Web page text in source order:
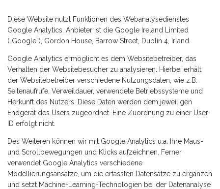
Diese Website nutzt Funktionen des Webanalysedienstes
Google Analytics. Anbieter ist die Google Ireland Limited
(„Google”), Gordon House, Barrow Street, Dublin 4, Irland.
Google Analytics ermöglicht es dem Websitebetreiber, das
Verhalten der Websitebesucher zu analysieren. Hierbei erhält
der Websitebetreiber verschiedene Nutzungsdaten, wie z.B.
Seitenaufrufe, Verweildauer, verwendete Betriebssysteme und
Herkunft des Nutzers. Diese Daten werden dem jeweiligen
Endgerät des Users zugeordnet. Eine Zuordnung zu einer User-
ID erfolgt nicht.
Des Weiteren können wir mit Google Analytics u.a. Ihre Maus-
und Scrollbewegungen und Klicks aufzeichnen. Ferner
verwendet Google Analytics verschiedene
Modellierungsansätze, um die erfassten Datensätze zu ergänzen
und setzt Machine-Learning-Technologien bei der Datenanalyse